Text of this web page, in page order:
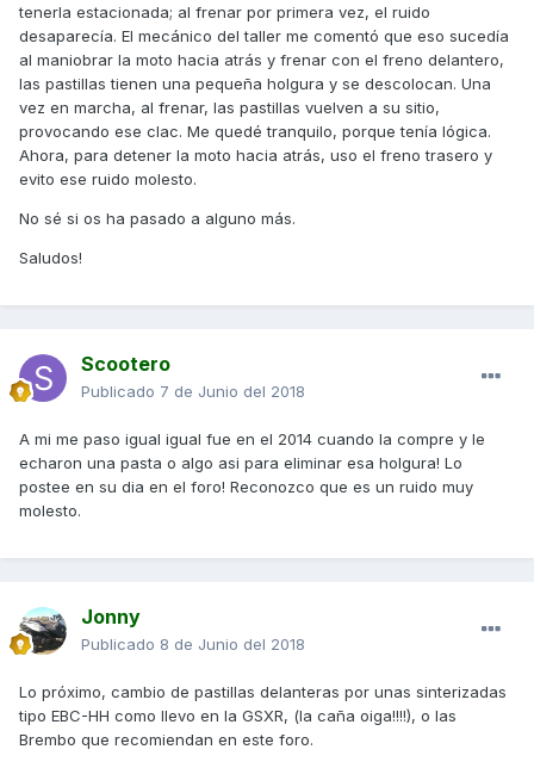
tenerla estacionada; al frenar por primera vez, el ruido
desaparecía. El mecánico del taller me comentó que eso sucedía
al maniobrar la moto hacia atrás y frenar con el freno delantero,
las pastillas tienen una pequeña holgura y se descolocan. Una
vez en marcha, al frenar, las pastillas vuelven a su sitio,
provocando ese clac. Me quedé tranquilo, porque tenía lógica.
Ahora, para detener la moto hacia atrás, uso el freno trasero y
evito ese ruido molesto.
No sé si os ha pasado a alguno más.
Saludos!
Scootero
Publicado 7 de Junio del 2018
A mi me paso igual igual fue en el 2014 cuando la compre y le
echaron una pasta o algo asi para eliminar esa holgura! Lo
postee en su dia en el foro! Reconozco que es un ruido muy
molesto.
Jonny
Publicado 8 de Junio del 2018
Lo próximo, cambio de pastillas delanteras por unas sinterizadas
tipo EBC-HH como llevo en la GSXR, (la caña oiga!!!!), o las
Brembo que recomiendan en este foro.